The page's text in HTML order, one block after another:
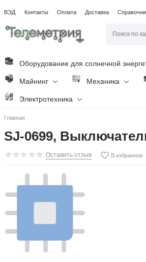
ВЭД Контакты Оплата Доставка
Оборудование для солнечной
Майнинг Механика
Электротехника
Главная
SJ-0699,
Оставить отзыв В избранное